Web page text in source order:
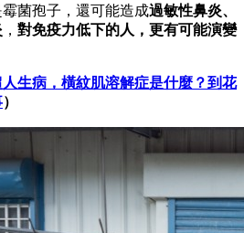
菌孢子，還可能造成過敏性鼻炎、
， 對免疫力低下的人，更有可能演變
生病，橫紋肌溶解症是什麼？到花
）